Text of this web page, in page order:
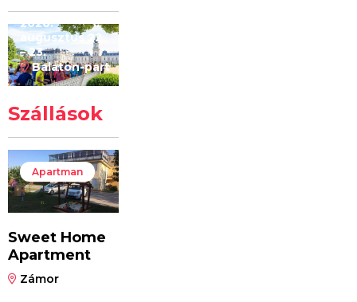
2026.
augusztus 22
– 23.
Balaton-part
Szállások
Apartman
Sweet Home
Apartment
Zámor